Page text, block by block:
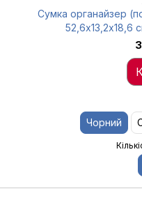
Сумка органайзер
52,6х13,2х18,6
Чорний